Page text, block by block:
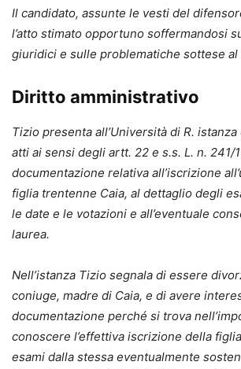
Il candidato, assunte le vesti del
l’atto stimato opportuno soffermandosi
giuridici e sulle problematiche sottese al
Diritto amministrativo
Tizio presenta all’Università di R.
atti ai sensi degli artt. 22 e s.s. L. n. 241/
documentazione relativa all’iscrizione
figlia trentenne Caia, al dettaglio degli
le date e le votazioni e all’eventuale
laurea.
Nell’istanza Tizio segnala di essere
coniuge, madre di Caia, e di avere
documentazione perché si trova
conoscere l’effettiva iscrizione della
esami dalla stessa eventualmente